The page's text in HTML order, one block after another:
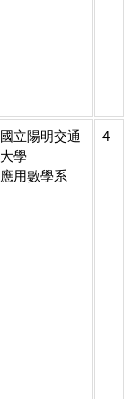
國立陽明交通
大學
應用數學系
4